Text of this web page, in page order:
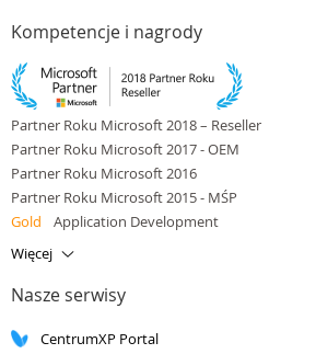
Kompetencje i nagrody
Partner Roku Microsoft 2018 – Reseller
Partner Roku Microsoft 2017 - OEM
Partner Roku Microsoft 2016
Partner Roku Microsoft 2015 - MŚP
Gold
Application Development
Gold
Application Integration
Gold Cloud Productivity
Gold Small and Midmarket Cloud Solutions
Więcej
Nasze serwisy
CentrumXP Portal